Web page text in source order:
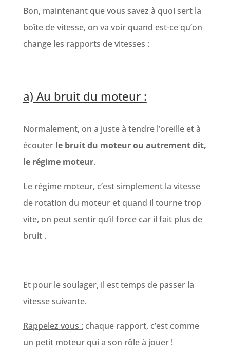
Bon, maintenant que vous savez à quoi sert la
boîte de vitesse, on va voir quand est-ce qu’on
change les rapports de vitesses :
a) Au bruit du moteur :
Normalement, on a juste à tendre l’oreille et à
écouterle bruit du moteur ou autrement dit,
le régime moteur.
Le régime moteur, c’est simplement la vitesse
de rotation du moteur et quand il tourne trop
vite, on peut sentir qu’il force car il fait plus de
bruit .
Et pour le soulager, il est temps de passer la
vitesse suivante.
Rappelez vous : chaque rapport, c’est comme
un petit moteur qui a son rôle à jouer !